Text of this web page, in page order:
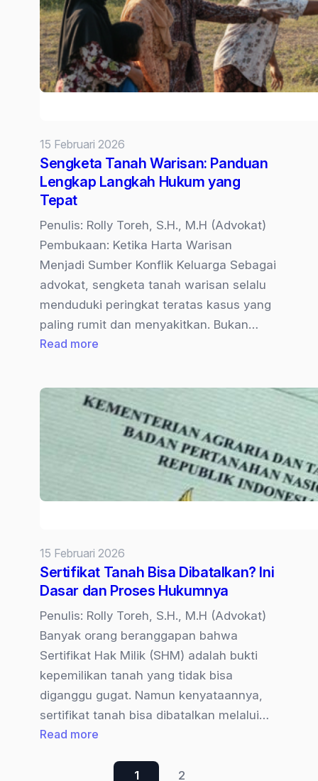
Tanah
BPN:
Panduan
Lengkap
dalam
Sengketa
Tanah
15 Februari 2026
Sengketa Tanah Warisan: Panduan
Lengkap Langkah Hukum yang
Tepat
Penulis: Rolly Toreh, S.H., M.H (Advokat)
Pembukaan: Ketika Harta Warisan
Menjadi Sumber Konflik Keluarga Sebagai
advokat, sengketa tanah warisan selalu
menduduki peringkat teratas kasus yang
paling rumit dan menyakitkan. Bukan…
Read more
Warisan:
Panduan
Lengkap
15 Februari 2026
Sertifikat Tanah Bisa Dibatalkan? Ini
Dasar dan Proses Hukumnya
Penulis: Rolly Toreh, S.H., M.H (Advokat)
Banyak orang beranggapan bahwa
Sertifikat Hak Milik (SHM) adalah bukti
kepemilikan tanah yang tidak bisa
diganggu gugat. Namun kenyataannya,
sertifikat tanah bisa dibatalkan melalui…
Read more
1 2